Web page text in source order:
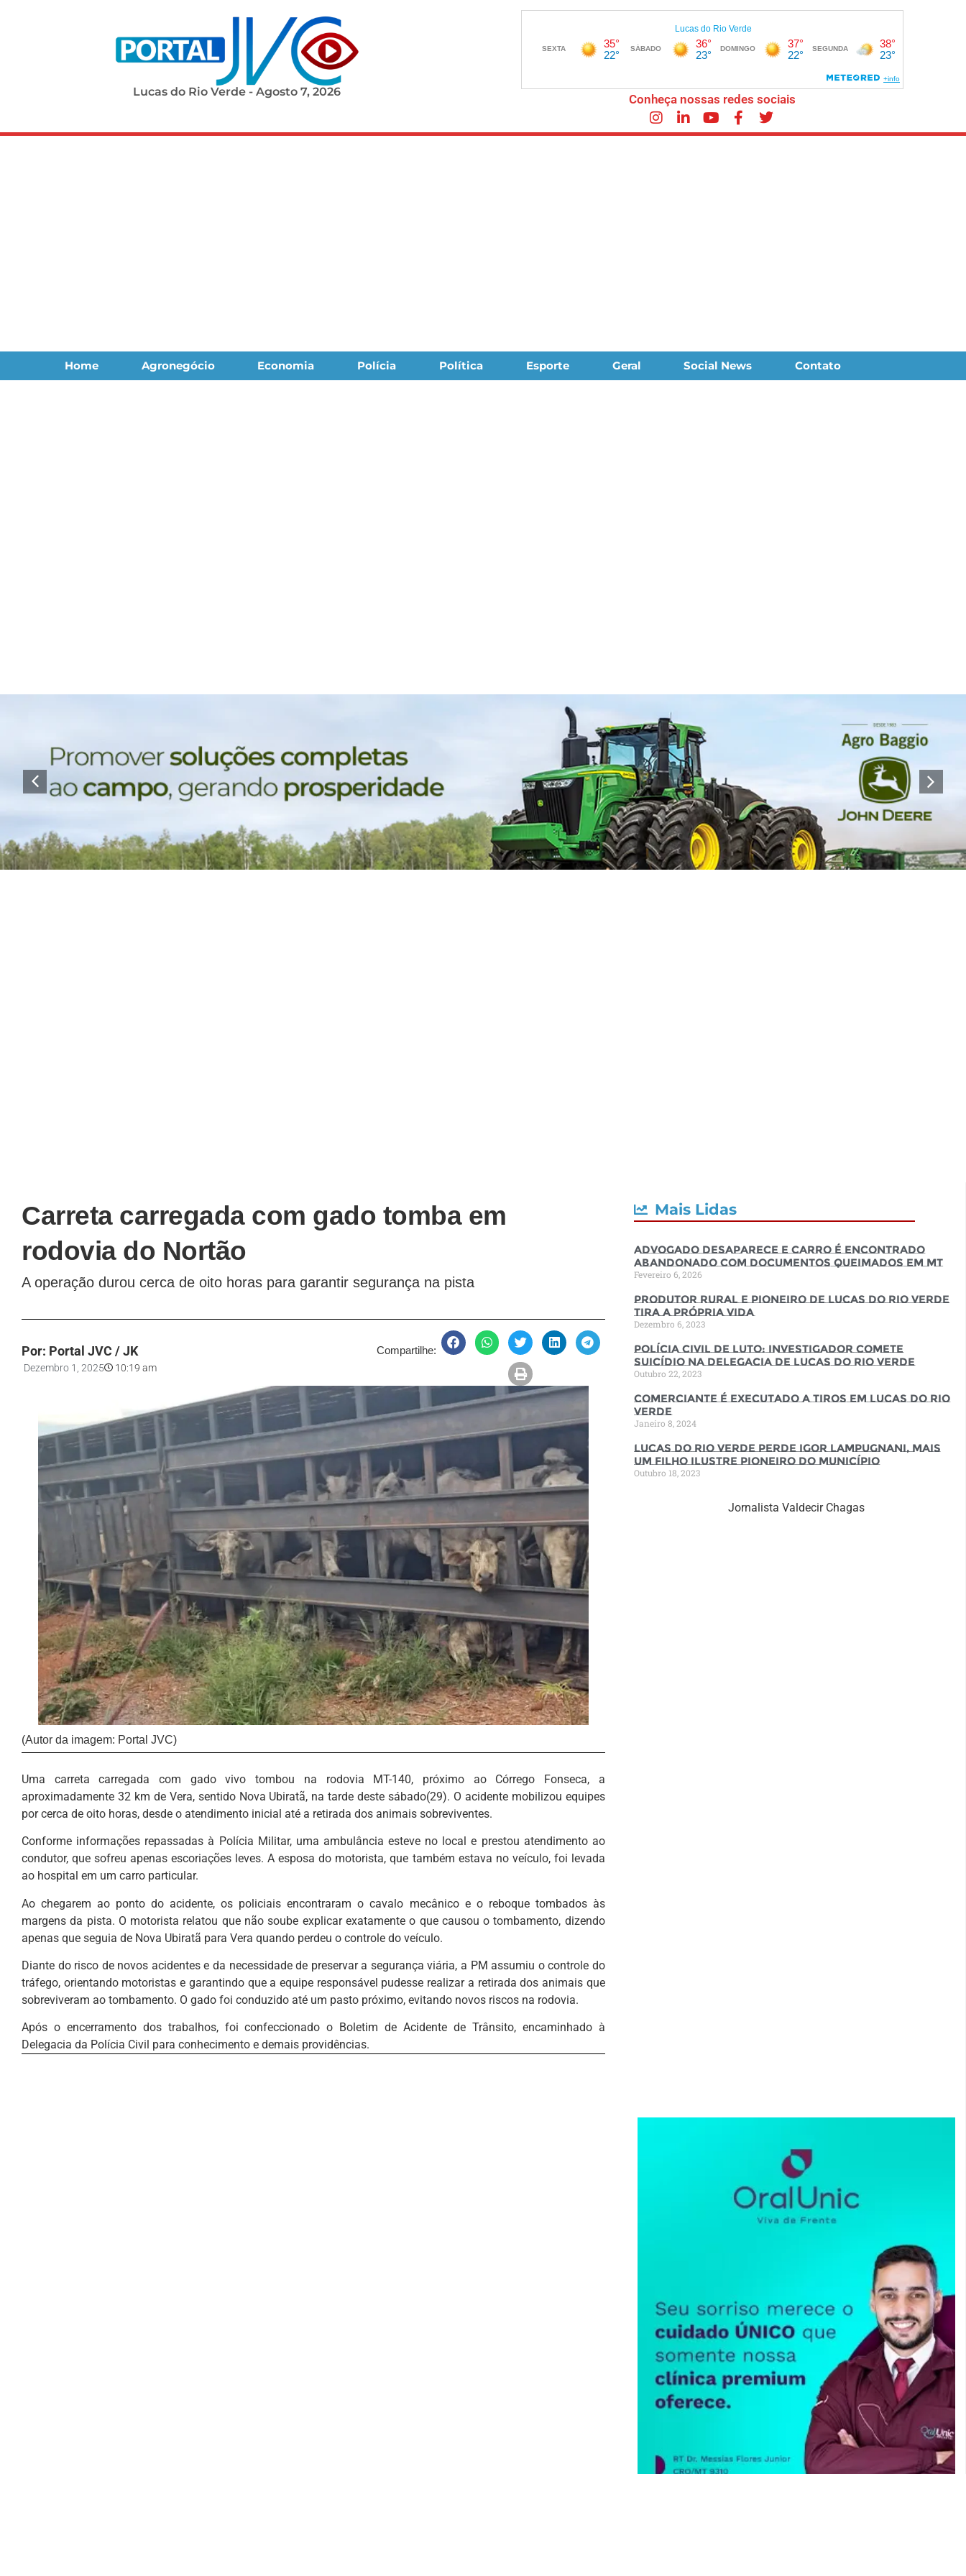
Lucas do Rio Verde - Agosto 7, 2026
Conheça nossas redes sociais
Home Agronegócio Economia Polícia Política Esporte Geral Social News Contato
Carreta carregada com gado tomba em
rodovia do Nortão
A operação durou cerca de oito horas para garantir segurança na pista
Por: Portal JVC / JK
Dezembro 1, 2025 10:19 am
Compartilhe:
(Autor da imagem: Portal JVC)
Uma carreta carregada com gado vivo tombou na rodovia MT-140, próximo ao Córrego Fonseca, a
aproximadamente 32 km de Vera, sentido Nova Ubiratã, na tarde deste sábado(29). O acidente mobilizou equipes
por cerca de oito horas, desde o atendimento inicial até a retirada dos animais sobreviventes.
Conforme informações repassadas à Polícia Militar, uma ambulância esteve no local e prestou atendimento ao
condutor, que sofreu apenas escoriações leves. A esposa do motorista, que também estava no veículo, foi levada
ao hospital em um carro particular.
Ao chegarem ao ponto do acidente, os policiais encontraram o cavalo mecânico e o reboque tombados às
margens da pista. O motorista relatou que não soube explicar exatamente o que causou o tombamento, dizendo
apenas que seguia de Nova Ubiratã para Vera quando perdeu o controle do veículo.
Diante do risco de novos acidentes e da necessidade de preservar a segurança viária, a PM assumiu o controle do
tráfego, orientando motoristas e garantindo que a equipe responsável pudesse realizar a retirada dos animais que
sobreviveram ao tombamento. O gado foi conduzido até um pasto próximo, evitando novos riscos na rodovia.
Após o encerramento dos trabalhos, foi confeccionado o Boletim de Acidente de Trânsito, encaminhado à
Delegacia da Polícia Civil para conhecimento e demais providências.
Mais Lidas
Advogado desaparece e carro é encontrado
abandonado com documentos queimados em MT
Fevereiro 6, 2026
Produtor rural e pioneiro de Lucas do Rio Verde
tira a própria vida
Dezembro 6, 2023
Polícia Civil de luto: Investigador comete
suicídio na Delegacia de Lucas do Rio Verde
Outubro 22, 2023
Comerciante é executado a tiros em Lucas do Rio
Verde
Janeiro 8, 2024
Lucas do Rio Verde perde Igor Lampugnani, mais
um filho ilustre pioneiro do município
Outubro 18, 2023
Jornalista Valdecir Chagas